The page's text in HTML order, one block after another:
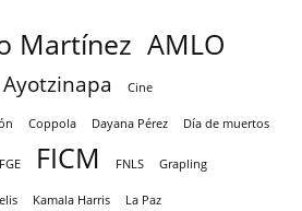
Martínez AMLO
Ayotzinapa Cine
Coppola Dayana Pérez Día de muertos
FGE FICM FNLS Grapling
Kamala Harris La Paz